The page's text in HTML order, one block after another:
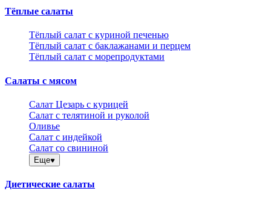
Тёплые салаты
Тёплый салат с куриной печенью
Тёплый салат с баклажанами и перцем
Тёплый салат с морепродуктами
Салаты с мясом
Салат Цезарь с курицей
Салат с телятиной и руколой
Оливье
Салат с индейкой
Салат со свининой
Еще
Диетические салаты